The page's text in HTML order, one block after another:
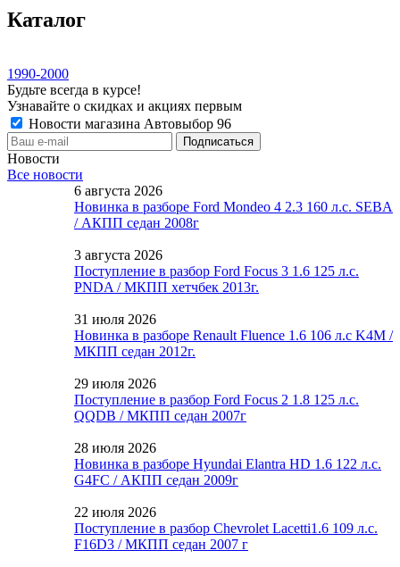
Каталог
1990-2000
Будьте всегда в курсе!
Узнавайте о скидках и акциях первым
Новости магазина Автовыбор 96
Новости
Все новости
6 августа 2026
Новинка в разборе Ford Mondeo 4 2.3 160 л.с. SEBA
/ АКПП седан 2008г
3 августа 2026
Поступление в разбор Ford Focus 3 1.6 125 л.с.
PNDA / МКПП хетчбек 2013г.
31 июля 2026
Новинка в разборе Renault Fluence 1.6 106 л.с K4M /
МКПП седан 2012г.
29 июля 2026
Поступление в разбор Ford Focus 2 1.8 125 л.с.
QQDB / МКПП седан 2007г
28 июля 2026
Новинка в разборе Hyundai Elantra HD 1.6 122 л.с.
G4FC / АКПП седан 2009г
22 июля 2026
Поступление в разбор Chevrolet Lacetti1.6 109 л.с.
F16D3 / МКПП седан 2007 г